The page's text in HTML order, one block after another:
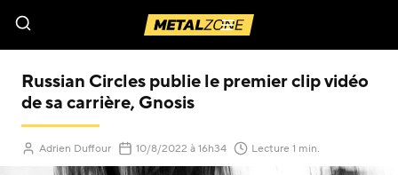
Menu
Russian Circles publie le premier clip vidéo
de sa carrière, Gnosis
Adrien Duffour 10/8/2022 (Mis à jour le)
à 16h34 Lecture 1 min.